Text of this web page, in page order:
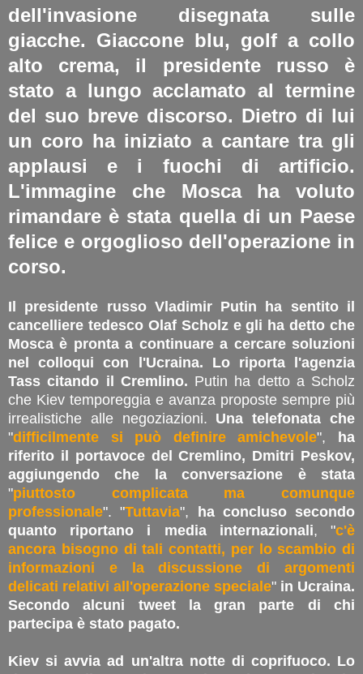
dell'invasione disegnata sulle
giacche. Giaccone blu, golf a collo
alto crema, il presidente russo è
stato a lungo acclamato al termine
del suo breve discorso. Dietro di lui
un coro ha iniziato a cantare tra gli
applausi e i fuochi di artificio.
L'immagine che Mosca ha voluto
rimandare è stata quella di un Paese
felice e orgoglioso dell'operazione in
corso.
Il presidente russo Vladimir Putin ha sentito il
cancelliere tedesco Olaf Scholz e gli ha detto che
Mosca è pronta a continuare a cercare soluzioni
nel colloqui con l'Ucraina. Lo riporta l'agenzia
Tass citando il Cremlino. Putin ha detto a Scholz
che Kiev temporeggia e avanza proposte sempre più
irrealistiche alle negoziazioni. Una telefonata che
"difficilmente si può definire amichevole", ha
riferito il portavoce del Cremlino, Dmitri Peskov,
aggiungendo che la conversazione è stata
"piuttosto complicata ma comunque
professionale". "Tuttavia", ha concluso secondo
quanto riportano i media internazionali, "c'è
ancora bisogno di tali contatti, per lo scambio di
informazioni e la discussione di argomenti
delicati relativi all'operazione speciale" in Ucraina.
Secondo alcuni tweet la gran parte di chi
partecipa è stato pagato.
Kiev si avvia ad un'altra notte di coprifuoco. Lo